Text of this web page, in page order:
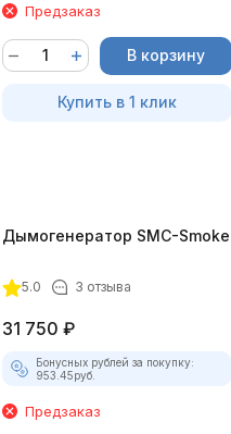
Предзаказ
В корзину
Купить в 1 клик
Дымогенератор SMC-Smoke
5.0 3 отзыва
31 750 ₽
Бонусных рублей за покупку:
953.45руб.
Предзаказ